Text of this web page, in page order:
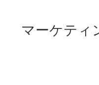
マーケティ